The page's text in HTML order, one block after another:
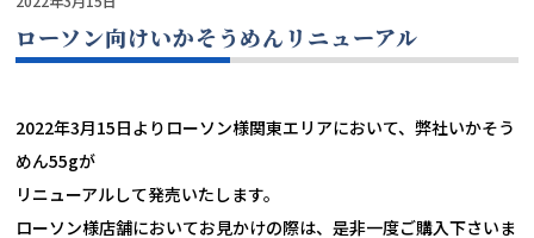
ローソン向けいかそうめんリニューアル
2022年3月15日よりローソン様関東エリアにおいて、弊社いかそう
めん55gが
リニューアルして発売いたします。
ローソン様店舗においてお見かけの際は、是非一度ご購入下さいま